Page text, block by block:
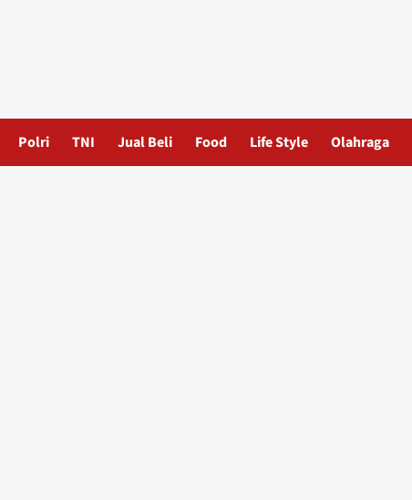
Polri TNI Jual Beli Food Life Style Olahraga